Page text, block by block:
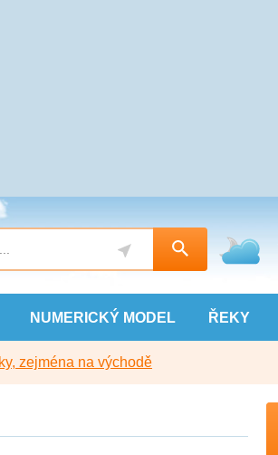
NUMERICKÝ MODEL ŘEKY
zejména na východě